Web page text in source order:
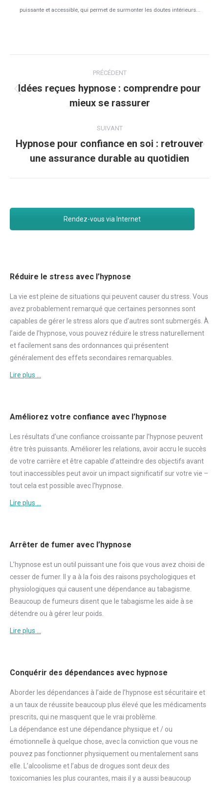
puissante et accessible, qui permet de surmonter les doutes intérieurs...
article
PRÉCÉDENT
Article
précédent
Idées reçues hypnose : comprendre pour
mieux se rassurer
SUIVANT
Article
suivant
:
Hypnose pour confiance en soi : retrouver
une assurance durable au quotidien
Rendez-vous via Internet
Réduire le stress avec l’hypnose
La vie est pleine de situations qui peuvent causer du stress . Vous
avez probablement remarqué que certaines personnes sont
capables de gérer le stress alors que d’autres sont submergés. À
l’aide de l’hypnose, vous pouvez réduire le stress naturellement
et facilement sans des ordonnances qui présentent
généralement des effets secondaires remarquables.
Lire plus …
Améliorez votre confiance avec l’hypnose
Les résultats d’une confiance croissante par l’hypnose peuvent
être très puissants. Améliorer les relations, avoir accru le succès
de votre carrière et être capable d’atteindre des objectifs avant
tout inaccessibles peut avoir un impact significatif sur votre vie –
tout cela est possible avec l’hypnose.
Lire plus …
Arrêter de fumer avec l’hypnose
L’hypnose est un outil puissant une fois que vous avez choisi de
cesser de fumer. Il y a à la fois des raisons psychologiques et
physiologiques qui causent une dépendance au tabagisme.
Beaucoup de fumeurs disent que le tabagisme les aide à se
détendre ou à gérer leur poids.
Lire plus …
Conquérir des dépendances avec hypnose
Aborder les dépendances à l’aide de l’hypnose est sécuritaire et
a un taux de réussite beaucoup plus élevé que les médicaments
prescrits, qui ne masquent que le vrai problème.
La dépendance est une dépendance physique et / ou
émotionnelle à quelque chose, avec la conviction que vous ne
pouvez pas fonctionner physiquement ou mentalement sans
elle. L’alcoolisme et l’abus de drogues sont deux des
toxicomanies les plus courantes, mais il y a aussi beaucoup